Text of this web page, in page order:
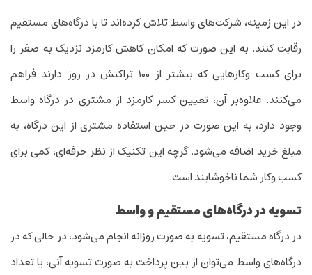
در این زمینه، شرکت‌های واسط تلاش کرده‌اند تا با درگاه‌های مستقیم
رقابت کنند. به این صورت که امکان کاهش کارمزد نزدیک به صفر را
برای کسب وکارهایی که بیشتر از ۱۰۰ تراکنش در روز دارند فراهم
می‌کنند. علاوه‌بر آن، تعیین کسر کارمزد از مشتری در درگاه واسط
وجود دارد، به این صورت در حین استفاده مشتری از این درگاه، به
مبلغ خرید اضافه می‌شود. گرچه این تکنیک از نظر حرفه‌ای، کمی برای
کسب وکار شما ناخوشایند است.
تسویه در درگاه‌های مستقیم و واسط
در درگاه مستقیم، تسویه به صورت روزانه انجام می‌شود، در حالی که در
درگاه‌های واسط می‌توان از بین پرداخت به صورت تسویه آنی، یا تعداد